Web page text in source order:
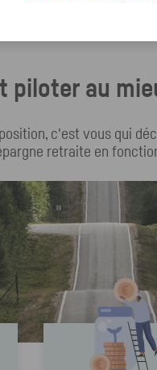
piloter au
c'est vous qui
retraite en